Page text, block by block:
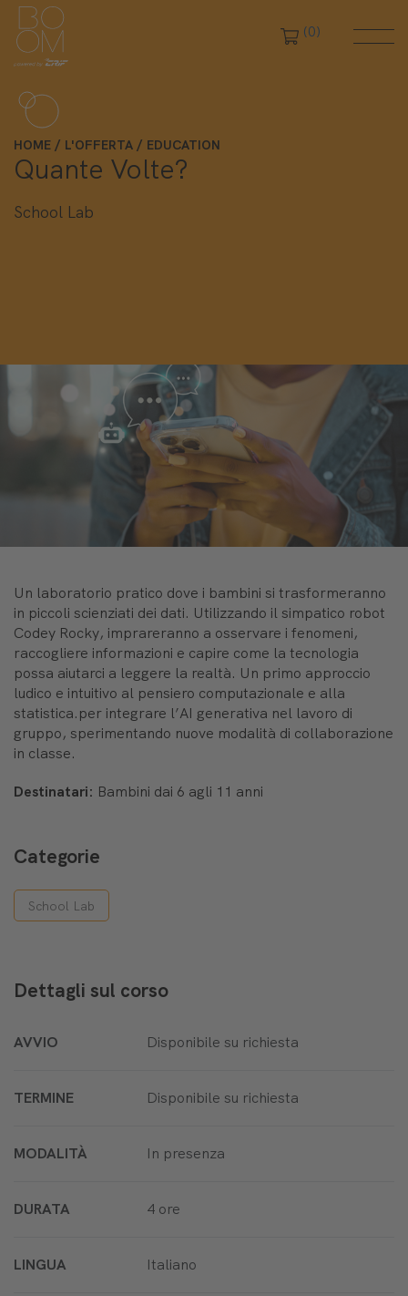
(0)
HOME L'OFFERTA EDUCATION
Quante Volte?
School Lab
Un laboratorio pratico dove i bambini si trasformeranno
in piccoli scienziati dei dati. Utilizzando il simpatico robot
Codey Rocky, imprareranno a osservare i fenomeni,
raccogliere informazioni e capire come la tecnologia
possa aiutarci a leggere la realtà. Un primo approccio
ludico e intuitivo al pensiero computazionale e alla
statistica.per integrare l’AI generativa nel lavoro di
gruppo, sperimentando nuove modalità di collaborazione
in classe.
Destinatari: Bambini dai 6 agli 11 anni
Categorie
School Lab
Dettagli sul corso
AVVIO Disponibile su richiesta
TERMINE Disponibile su richiesta
MODALITÀ In presenza
DURATA 4 ore
LINGUA Italiano